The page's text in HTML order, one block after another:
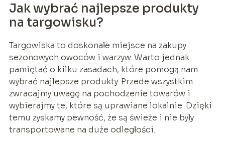
Jak wybrać najlepsze produkty
na targowisku?
Targowiska to doskonałe miejsce na zakupy
sezonowych owoców i warzyw. Warto jednak
pamiętać o kilku zasadach, które pomogą nam
wybrać najlepsze produkty. Przede wszystkim
zwracajmy uwagę na pochodzenie towarów i
wybierajmy te, które są uprawiane lokalnie. Dzięki
temu zyskamy pewność, że są świeże i nie były
transportowane na duże odległości.